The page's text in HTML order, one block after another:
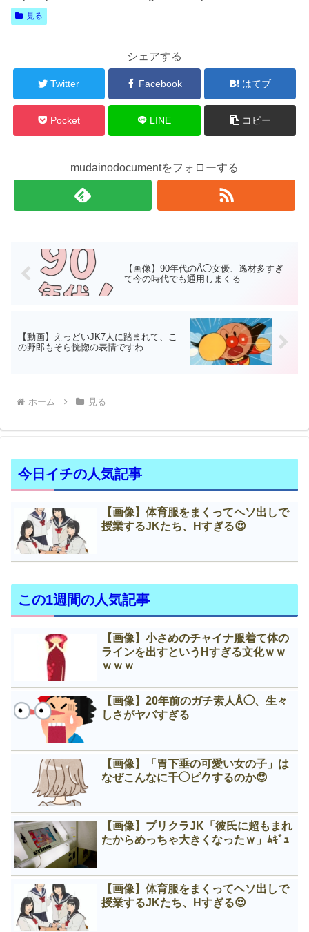
見る
シェアする
Twitter Facebook はてブ
Pocket LINE コピー
mudainodocumentをフォローする
【画像】90年代のÅ◯女優、逸材多すぎ
て今の時代でも通用しまくる
【動画】えっどいJK7人に踏まれて、こ
の野郎もそら恍惚の表情ですわ
ホーム 見る
今日イチの人気記事
【画像】体育服をまくってヘソ出しで
授業するJKたち、Нすぎる😍
この1週間の人気記事
【画像】小さめのチャイナ服着て体の
ラインを出すというНすぎる文化ｗｗ
ｗｗｗ
【画像】20年前のガチ素人Å◯、生々
しさがヤバすぎる
【画像】「胃下垂の可愛い女の子」は
なぜこんなに千◯ピ𠂊するのか😍
【画像】プリクラJK「彼氏に超もまれ
たからめっちゃ大きくなったｗ」ﾑｷﾞｭ
【画像】体育服をまくってヘソ出しで
授業するJKたち、Нすぎる😍